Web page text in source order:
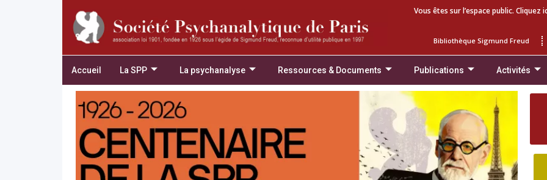
Vous êtes sur l’espace public.
Bibliothèque Sigmund Freud
Accueil La SPP La psychanalyse Ressources & Documents Publications Activités